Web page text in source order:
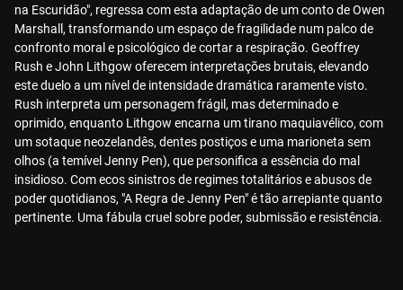
na Escuridão", regressa com esta adaptação de um conto de Owen
Marshall, transformando um espaço de fragilidade num palco de
confronto moral e psicológico de cortar a respiração. Geoffrey
Rush e John Lithgow oferecem interpretações brutais, elevando
este duelo a um nível de intensidade dramática raramente visto.
Rush interpreta um personagem frágil, mas determinado e
oprimido, enquanto Lithgow encarna um tirano maquiavélico, com
um sotaque neozelandês, dentes postiços e uma marioneta sem
olhos (a temível Jenny Pen), que personifica a essência do mal
insidioso. Com ecos sinistros de regimes totalitários e abusos de
poder quotidianos, "A Regra de Jenny Pen" é tão arrepiante quanto
pertinente. Uma fábula cruel sobre poder, submissão e resistência.